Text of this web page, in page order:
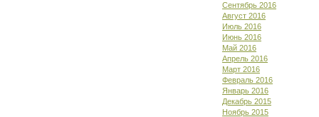
Сентябрь 2016
Август 2016
Июль 2016
Июнь 2016
Май 2016
Апрель 2016
Март 2016
Февраль 2016
Январь 2016
Декабрь 2015
Ноябрь 2015